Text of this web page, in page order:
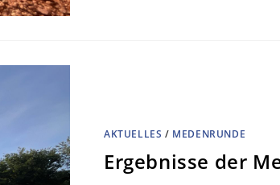
AKTUELLES / MEDENRUNDE
Ergebnisse der